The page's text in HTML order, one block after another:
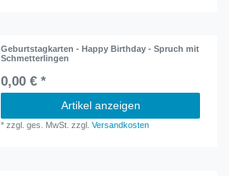
Geburtstagkarten - Happy Birthday - Spruch mit
Schmetterlingen
0,00 € *
Artikel anzeigen
*zzgl. ges. MwSt. zzgl.Versandkosten